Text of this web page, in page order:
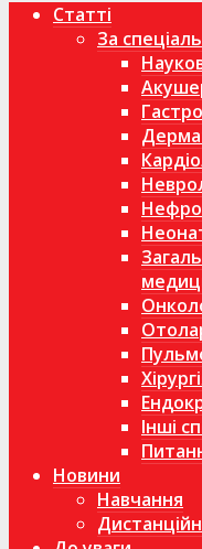
Статті
За
Інші
Новини
Навчання